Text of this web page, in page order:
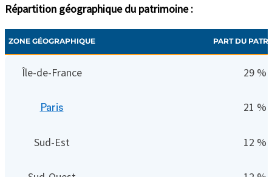
Répartition géographique du patrimoine :
ZONE GÉOGRAPHIQUE PART DU
Île-de-France 29 %
Paris 21 %
Sud-Est 12 %